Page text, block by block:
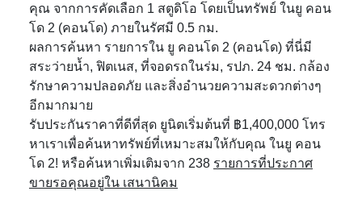
คุณ จากการคัดเลือก 1 สตูดิโอ โดยเป็นทรัพย์ ในยู คอน
โด 2 (คอนโด) ภายในรัศมี 0.5 กม.
ผลการค้นหา รายการใน ยู คอนโด 2 (คอนโด) ที่นี่มี
สระว่ายน้ำ, ฟิตเนส, ที่จอดรถในร่ม, รปภ. 24 ชม. กล้อง
รักษาความปลอดภัย และสิ่งอำนวยความสะดวกต่างๆ
อีกมากมาย
รับประกันราคาที่ดีที่สุด ยูนิตเริ่มต้นที่ ฿1,400,000 โทร
หาเราเพื่อค้นหาทรัพย์ที่เหมาะสมให้กับคุณ ในยู คอน
โด 2! หรือค้นหาเพิ่มเติมจาก 238 รายการที่ประกาศ
ขายรอคุณอยู่ใน เสนานิคม